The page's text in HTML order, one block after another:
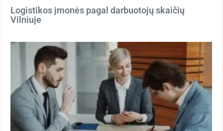
Logistikos įmonės pagal darbuotojų skaičių
Vilniuje